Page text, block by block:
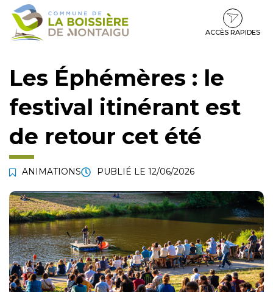
Gestion des traceurs
Aller
Aller
contenu
Aller
pied
ACCÈS RAPIDES
Les Éphémères : le
festival itinérant est
de retour cet été
ANIMATIONS PUBLIÉ LE 12/06/2026